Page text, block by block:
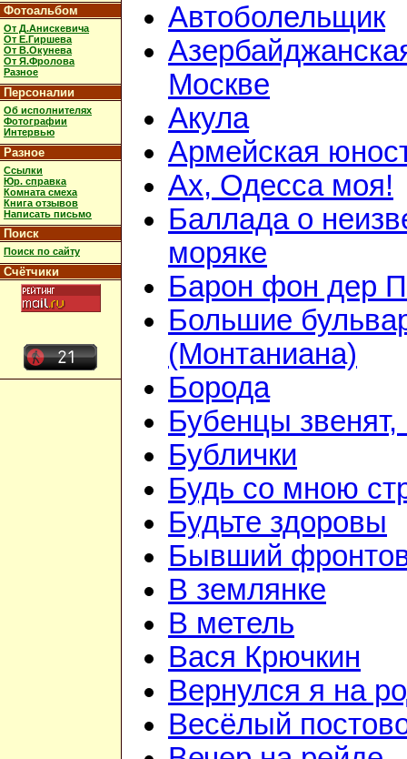
Фотоальбом
От Д.Анискевича
От Е.Гиршева
От В.Окунева
От Я.Фролова
Разное
Персоналии
Об исполнителях
Фотографии
Интервью
Разное
Ссылки
Юр. справка
Комната смеха
Книга отзывов
Написать письмо
Поиск
Поиск по сайту
Счётчики
Автоболельщик
Москве
Акула
Армейская
Ах, Одесса моя!
Баллада о
моряке
Барон фон дер
Большие
(Монтаниана)
Борода
Бубенцы звенят,
Бублички
Будь со мною
Будьте здоровы
Бывший
В землянке
В метель
Вася Крючкин
Вернулся я на
Весёлый